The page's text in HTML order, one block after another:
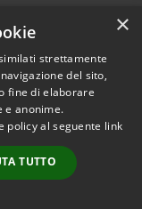
© 2026 • Comune di
•
Accesso
redazione
×
strettamente
del sito,
fine di elaborare
e anonime.
policy al seguente link
TUTTO